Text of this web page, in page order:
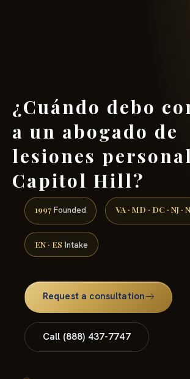
¿Cuándo debo
a un abogado de
lesiones
Capitol Hill?
1997 Founded VA · MD · DC · NJ ·
EN · ES Intake
Request a consultation
Call (888) 437-7747